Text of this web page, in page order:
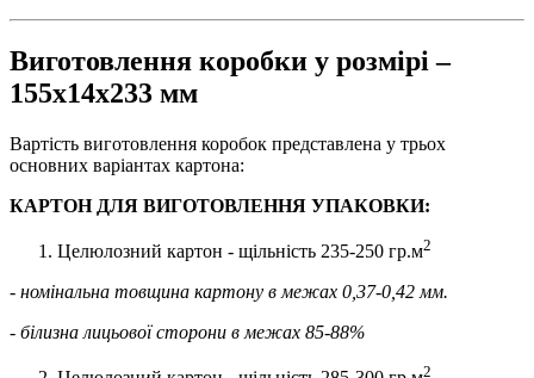
Виготовлення коробки у розмірі –
155х14х233 мм
Вартість виготовлення коробок представлена у трьох
основних варіантах картона:
КАРТОН ДЛЯ ВИГОТОВЛЕННЯ УПАКОВКИ:
Целюлозний картон - щільність 235-250 гр.м2
- номінальна товщина картону в межах 0,37-0,42 мм.
- білизна лицьової сторони в межах 85-88%
2